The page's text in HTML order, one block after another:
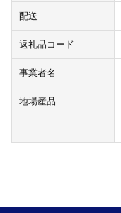
配送
返礼品コード
事業者名
地場産品